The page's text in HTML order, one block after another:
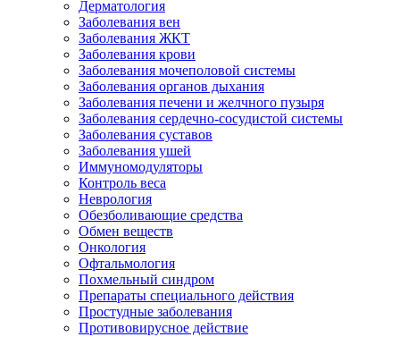
Дерматология
Заболевания вен
Заболевания ЖКТ
Заболевания крови
Заболевания мочеполовой системы
Заболевания органов дыхания
Заболевания печени и желчного пузыря
Заболевания сердечно-сосудистой системы
Заболевания суставов
Заболевания ушей
Иммуномодуляторы
Контроль веса
Неврология
Обезболивающие средства
Обмен веществ
Онкология
Офтальмология
Похмельный синдром
Препараты специального действия
Простудные заболевания
Противовирусное действие